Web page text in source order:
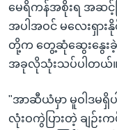
မေရိကန်အစိုးရ အဆ
အပါအဝင် မလေးရှားနိုင်
တို့က တွေ့ဆုံဆွေးနွေးခဲ့
အခုလိုသုံးသပ်ပါတယ်။
"အာဆီယံမှာ မူဝါဒမရှိ
လုံးဝကွဲပြားတဲ့ ချဉ်း